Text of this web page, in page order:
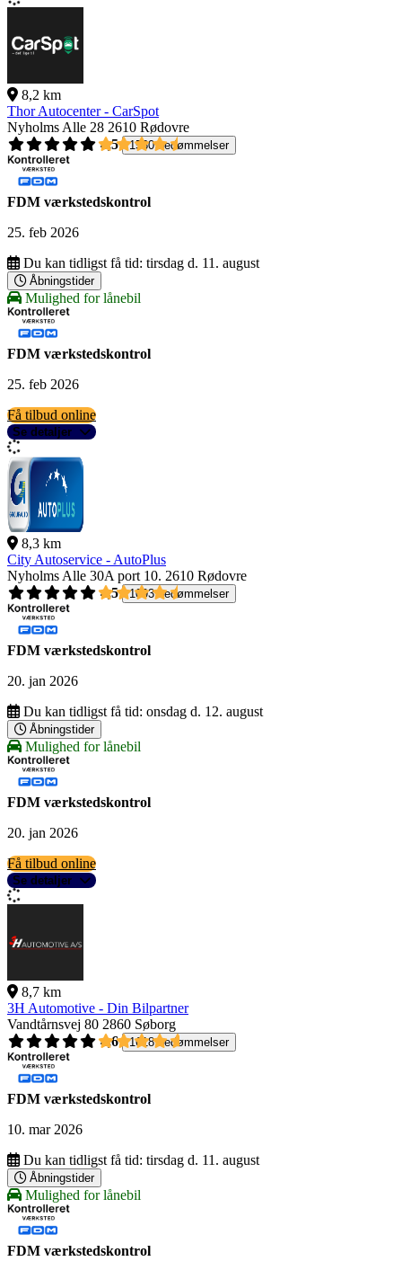
8,2 km
Thor Autocenter - CarSpot
Nyholms Alle 28 2610 Rødovre
4,5
1560 bedømmelser
FDM værkstedskontrol
25. feb 2026
Du kan tidligst få tid: tirsdag d. 11. august
Åbningstider
Mulighed for lånebil
FDM værkstedskontrol
25. feb 2026
Få tilbud online
Se detaljer
8,3 km
City Autoservice - AutoPlus
Nyholms Alle 30A port 10. 2610 Rødovre
4,5
1093 bedømmelser
FDM værkstedskontrol
20. jan 2026
Du kan tidligst få tid: onsdag d. 12. august
Åbningstider
Mulighed for lånebil
FDM værkstedskontrol
20. jan 2026
Få tilbud online
Se detaljer
8,7 km
3H Automotive - Din Bilpartner
Vandtårnsvej 80 2860 Søborg
4,6
1618 bedømmelser
FDM værkstedskontrol
10. mar 2026
Du kan tidligst få tid: tirsdag d. 11. august
Åbningstider
Mulighed for lånebil
FDM værkstedskontrol